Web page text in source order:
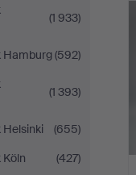
(1 933)
Hamburg(592)
(1 393)
(655)
(427)